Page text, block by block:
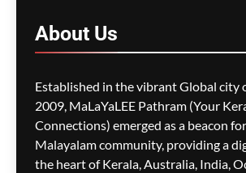
M5
മാലിന്യ ട്രക്കിന്
ഗതാഗതക്കുരുക്ക്,
യാത്രികരെയും
About Us
Established in the vibrant Global city
2009, MaLaYaLEE Pathram (Your
Connections) emerged as a beacon
Malayalam community, providing a
the heart of Kerala, Australia, India,